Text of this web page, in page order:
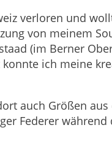
verloren und
von meinem
(im Berner
ich meine
auch Größen
Federer